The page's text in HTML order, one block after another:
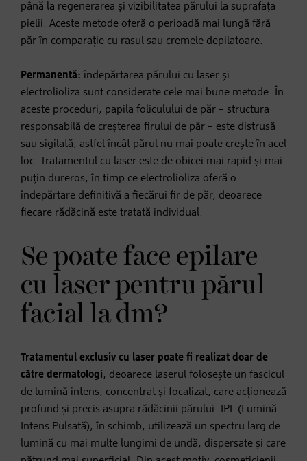
până la regenerarea și vizibilitatea părului la suprafața
pielii. Aceste metode oferă o perioadă mai lungă fără
păr în comparație cu rasul sau cremele depilatoare.
Permanentă: îndepărtarea părului cu laser și
electrolioliza sunt considerate cele mai bune metode. În
aceste proceduri, papila foliculului de păr – structura
responsabilă de creșterea firului de păr – este distrusă
sau sigilată, astfel încât părul nu mai poate crește în acel
loc. Tratamentul cu laser este de obicei mai rapid și mai
puțin dureros, în timp ce electrolioliza oferă o
îndepărtare definitivă a fiecărui fir de păr, deoarece
fiecare rădăcină este tratată individual.
Se poate face epilare
cu laser pentru părul
facial la dm?
Tratamentul exclusiv cu laser poate fi realizat doar de
către dermatologi, deoarece laserul folosește un fascicul
de lumină intens, concentrat și focalizat, care acționează
profund și precis asupra rădăcinii părului. IPL (Lumină
Intens Pulsată), în schimb, utilizează un spectru larg de
lumină cu mai multe lungimi de undă, dispersate și care